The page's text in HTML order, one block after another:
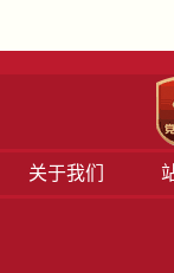
关于我们